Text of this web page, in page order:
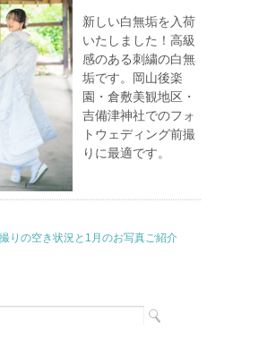
新しい白無垢を入荷
いたしました！高級
感のある刺繍の白無
垢です。岡山後楽
園・倉敷美観地区・
吉備津神社でのフォ
トウェディング前撮
りに最適です。
りの空き状況と1月のお写真ご紹介